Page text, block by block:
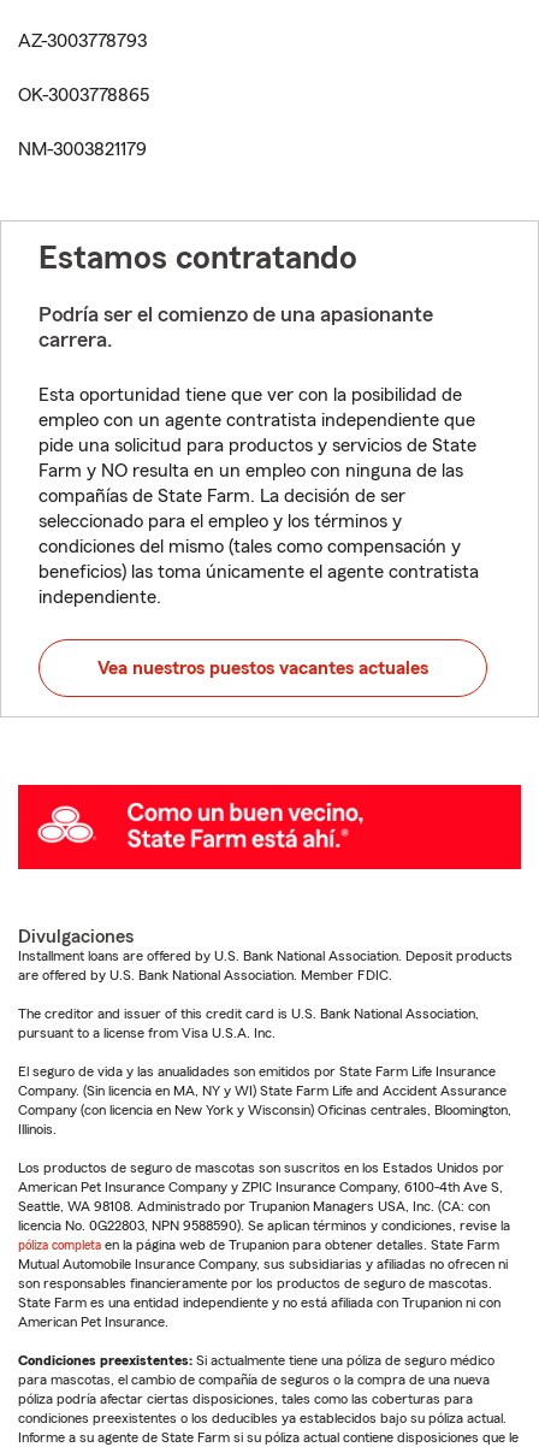
AZ-3003778793
OK-3003778865
NM-3003821179
Estamos contratando
Podría ser el comienzo de una apasionante
carrera.
Esta oportunidad tiene que ver con la posibilidad de
empleo con un agente contratista independiente que
pide una solicitud para productos y servicios de State
Farm y NO resulta en un empleo con ninguna de las
compañías de State Farm. La decisión de ser
seleccionado para el empleo y los términos y
condiciones del mismo (tales como compensación y
beneficios) las toma únicamente el agente contratista
independiente.
Vea nuestros puestos vacantes actuales
Divulgaciones
Installment loans are offered by U.S. Bank National Association. Deposit products
are offered by U.S. Bank National Association. Member FDIC.
The creditor and issuer of this credit card is U.S. Bank National Association,
pursuant to a license from Visa U.S.A. Inc.
El seguro de vida y las anualidades son emitidos por State Farm Life Insurance
Company. (Sin licencia en MA, NY y WI) State Farm Life and Accident Assurance
Company (con licencia en New York y Wisconsin) Oficinas centrales, Bloomington,
Illinois.
Los productos de seguro de mascotas son suscritos en los Estados Unidos por
American Pet Insurance Company y ZPIC Insurance Company, 6100-4th Ave S,
Seattle, WA 98108. Administrado por Trupanion Managers USA, Inc. (CA: con
licencia No. 0G22803, NPN 9588590). Se aplican términos y condiciones, revise la
póliza completa en la página web de Trupanion para obtener detalles. State Farm
Mutual Automobile Insurance Company, sus subsidiarias y afiliadas no ofrecen ni
son responsables financieramente por los productos de seguro de mascotas.
State Farm es una entidad independiente y no está afiliada con Trupanion ni con
American Pet Insurance.
Condiciones preexistentes: Si actualmente tiene una póliza de seguro médico
para mascotas, el cambio de compañía de seguros o la compra de una nueva
póliza podría afectar ciertas disposiciones, tales como las coberturas para
condiciones preexistentes o los deducibles ya establecidos bajo su póliza actual.
Informe a su agente de State Farm si su póliza actual contiene disposiciones que le